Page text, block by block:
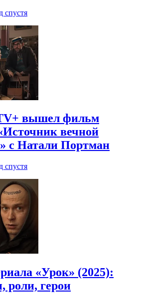
спустя
вышел фильм
вечной
с Натали Портман
спустя
«Урок» (2025):
роли, герои